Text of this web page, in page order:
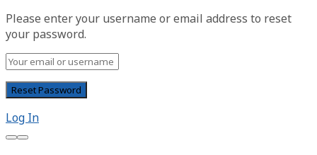
Please enter your username or email address to reset
your password.
Log In